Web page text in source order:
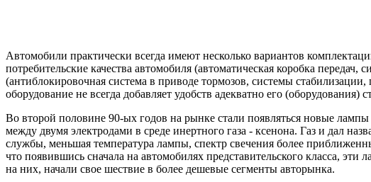
Автомобили практически всегда имеют несколько вариантов
потребительские качества автомобиля (автоматическая коробка
(антиблокировочная система в приводе тормозов, системы
оборудование не всегда добавляет удобств адекватно его
Во второй половине 90-ых годов на рынке стали появляться новые
между двумя электродами в среде инертного газа - ксенона. Газ и дал
службы, меньшая температура лампы, спектр свечения более
что появившись сначала на автомобилях представительского класса,
на них, начали свое шествие в более дешевые сегменты авторынка.